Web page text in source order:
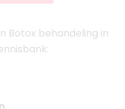
Botox behandeling in